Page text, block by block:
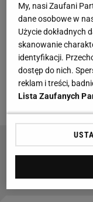
tylko cztery
Bologną i Torino.
- sześć
Zobacz wideo
ekstraklasy.
Toni Kroos wprost:
My, nasi Zaufani
dane osobowe w
Użycie dokładnych
skanowanie
identyfikacji.
dostęp do nich.
reklam i treści,
Lista Zaufanych